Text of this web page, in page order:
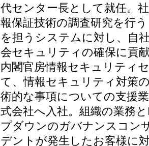
代センター長として就任。
報保証技術の調査研究を行
を担うシステムに対し、自
会セキュリティの確保に貢
内閣官房情報セキュリティ
て、情報セキュリティ対策
術的な事項についての支援
式会社へ入社。組織の業務
プダウンのガバナンスコン
デントが発生したお客様に